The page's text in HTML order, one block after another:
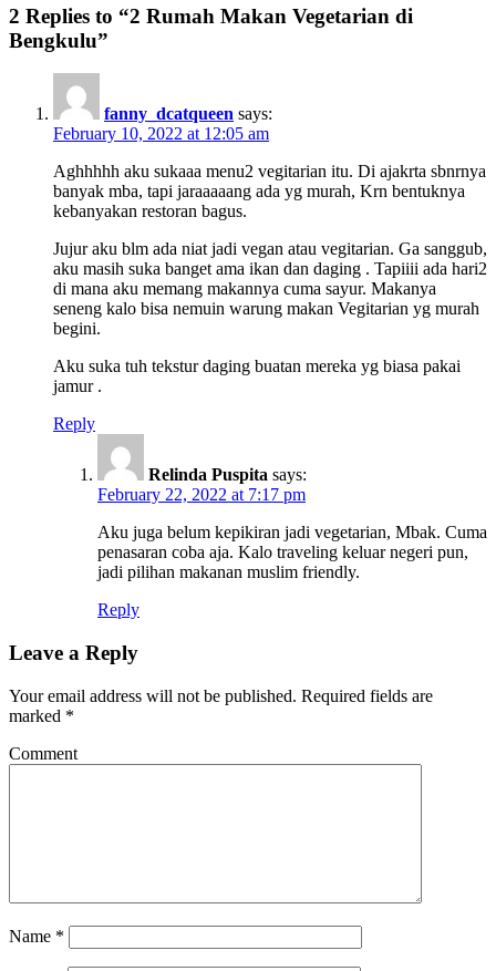
2 Replies to “2 Rumah Makan Vegetarian di
Bengkulu”
fanny_dcatqueen says:
February 10, 2022 at 12:05 am
Aghhhhh aku sukaaa menu2 vegitarian itu. Di ajakrta sbnrnya
banyak mba, tapi jaraaaaang ada yg murah, Krn bentuknya
kebanyakan restoran bagus.
Jujur aku blm ada niat jadi vegan atau vegitarian. Ga sanggub,
aku masih suka banget ama ikan dan daging . Tapiiii ada hari2
di mana aku memang makannya cuma sayur. Makanya
seneng kalo bisa nemuin warung makan Vegitarian yg murah
begini.
Aku suka tuh tekstur daging buatan mereka yg biasa pakai
jamur .
Reply
Relinda Puspita says:
February 22, 2022 at 7:17 pm
Aku juga belum kepikiran jadi vegetarian, Mbak. Cuma
penasaran coba aja. Kalo traveling keluar negeri pun,
jadi pilihan makanan muslim friendly.
Reply
Leave a Reply
Your email address will not be published. Required fields are
marked *
Comment
Name *